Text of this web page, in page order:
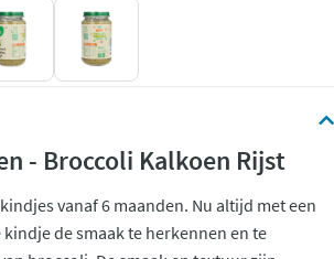
- Broccoli Kalkoen Rijst
vanaf 6 maanden. Nu altijd met een
de smaak te herkennen en te